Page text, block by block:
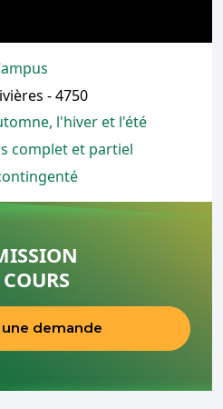
- 4750
l'hiver et l'été
complet et partiel
demande